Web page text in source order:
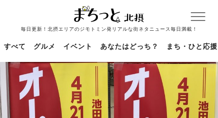
毎日更新！北摂エリアのジモトミン発リアルな街ネタニュース毎日満載！
すべて グルメ イベント あなたはどっち？ まち・ひと応援